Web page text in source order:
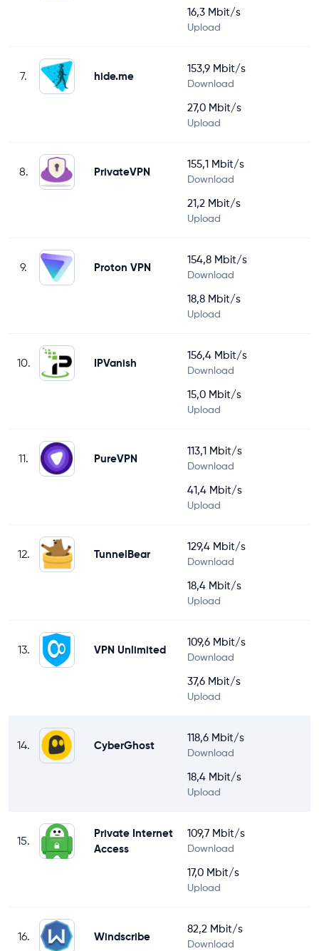
16,3 Mbit/s
Upload
7. hide.me
153,9 Mbit/s
Download
27,0 Mbit/s
Upload
8. PrivateVPN
155,1 Mbit/s
Download
21,2 Mbit/s
Upload
9. Proton VPN
154,8 Mbit/s
Download
18,8 Mbit/s
Upload
10. IPVanish
156,4 Mbit/s
Download
15,0 Mbit/s
Upload
11. PureVPN
113,1 Mbit/s
Download
41,4 Mbit/s
Upload
12. TunnelBear
129,4 Mbit/s
Download
18,4 Mbit/s
Upload
13. VPN Unlimited
109,6 Mbit/s
Download
37,6 Mbit/s
Upload
14. CyberGhost
118,6 Mbit/s
Download
18,4 Mbit/s
Upload
15.
Private Internet
Access
109,7 Mbit/s
Download
17,0 Mbit/s
Upload
16. Windscribe
82,2 Mbit/s
Download